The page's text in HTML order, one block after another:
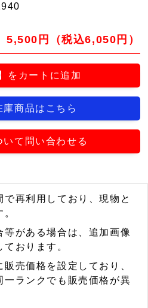
5,500円（税込6,050円）
をカートに追加
庫商品はこちら
いて問い合わせる
で再利用しており、現物と
等がある場合は、追加画像
おります。
販売価格を設定しており、
一ランクでも販売価格が異